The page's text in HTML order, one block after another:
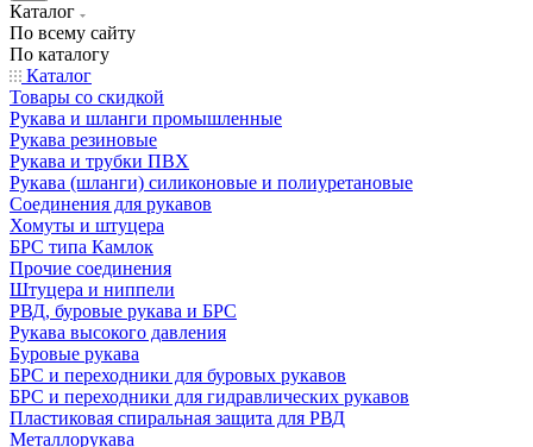
Каталог
По всему сайту
По каталогу
Каталог
Товары со скидкой
Рукава и шланги промышленные
Рукава резиновые
Рукава и трубки ПВХ
Рукава (шланги) силиконовые и полиуретановые
Соединения для рукавов
Хомуты и штуцера
БРС типа Камлок
Прочие соединения
Штуцера и ниппели
РВД, буровые рукава и БРС
Рукава высокого давления
Буровые рукава
БРС и переходники для буровых рукавов
БРС и переходники для гидравлических рукавов
Пластиковая спиральная защита для РВД
Металлорукава